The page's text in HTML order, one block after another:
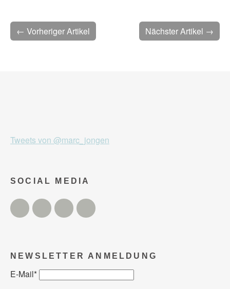
Nächster Artikel →
← Vorheriger Artikel
Tweets von @marc_jongen
SOCIAL MEDIA
Twitter FacebookInstagram
NEWSLETTER ANMELDUNG
E-Mail*